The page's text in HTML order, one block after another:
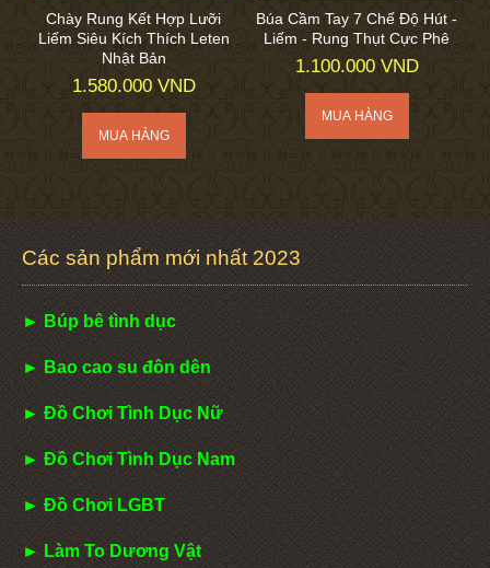
Chày Rung Kết Hợp Lưỡi
Liếm Siêu Kích Thích Leten
Nhật Bản
1.580.000 VND
Búa Cầm Tay 7 Chế Độ Hút -
Liếm - Rung Thụt Cực Phê
1.100.000 VND
Các sản phẩm mới nhất 2023
► Búp bê tình dục
► Bao cao su đôn dên
► Đồ Chơi Tình Dục Nữ
► Đồ Chơi Tình Dục Nam
► Đồ Chơi LGBT
► Làm To Dương Vật